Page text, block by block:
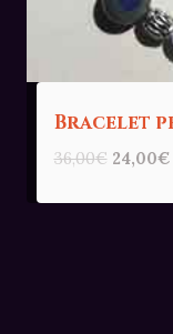
Bracelet
36,00€ Le
initial
24,00€